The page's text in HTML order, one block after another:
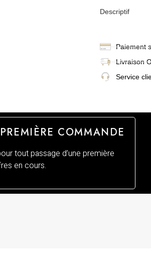
Descriptif
Paiement
Livraison
Service
COMMANDE
tout passage d’une première
en cours.